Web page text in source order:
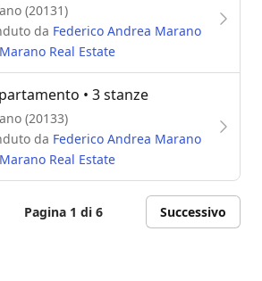
(20131)
da Federico Andrea Marano
Marano Real Estate
• 3 stanze
(20133)
da Federico Andrea Marano
Marano Real Estate
Pagina 1 di 6 Successivo